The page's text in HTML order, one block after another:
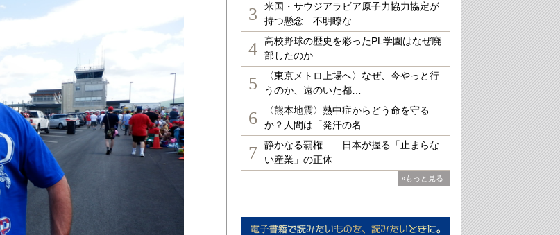
3
米国・サウジアラビア原子力協力協定が
持つ懸念…不明瞭な…
4
高校野球の歴史を彩ったPL学園はなぜ廃
部したのか
5
〈東京メトロ上場へ〉なぜ、今やっと行
うのか、遠のいた都…
6
〈熊本地震〉熱中症からどう命を守る
か？人間は「発汗の名…
7
静かなる覇権――日本が握る「止まらな
い産業」の正体
»もっと見る